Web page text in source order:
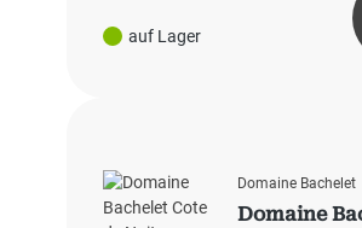
auf Lager
Domaine Bachelet
Domaine